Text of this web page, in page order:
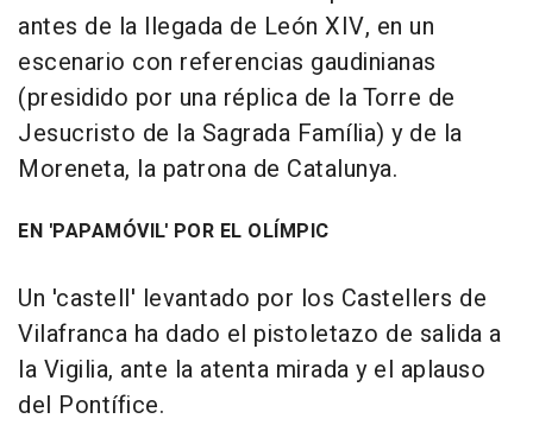
antes de la llegada de León XIV, en un
escenario con referencias gaudinianas
(presidido por una réplica de la Torre de
Jesucristo de la Sagrada Família) y de la
Moreneta, la patrona de Catalunya.
EN 'PAPAMÓVIL' POR EL OLÍMPIC
Un 'castell' levantado por los Castellers de
Vilafranca ha dado el pistoletazo de salida a
la Vigilia, ante la atenta mirada y el aplauso
del Pontífice.